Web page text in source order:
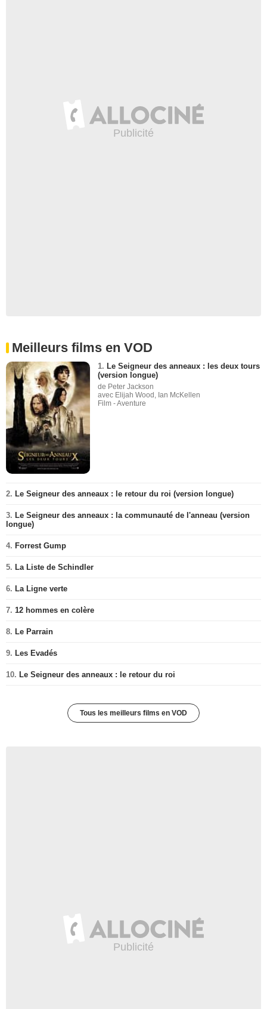
Meilleurs films en VOD
1. Le Seigneur des anneaux : les deux tours
(version longue)
de Peter Jackson
avec Elijah Wood, Ian McKellen
Film - Aventure
2. Le Seigneur des anneaux : le retour du roi (version longue)
3. Le Seigneur des anneaux : la communauté de l'anneau (version
longue)
4. Forrest Gump
5. La Liste de Schindler
6. La Ligne verte
7. 12 hommes en colère
8. Le Parrain
9. Les Evadés
10. Le Seigneur des anneaux : le retour du roi
Tous les meilleurs films en VOD